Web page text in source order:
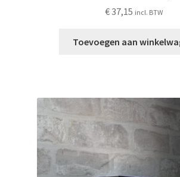
€37,15 incl. BTW
Toevoegen aan